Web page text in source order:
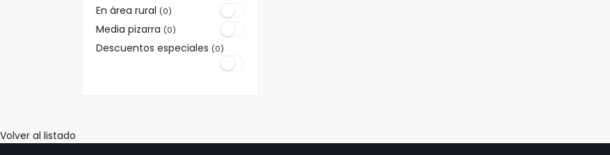
En área rural (0)
Media pizarra (0)
Descuentos especiales (0)
Volver al listado